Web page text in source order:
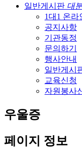
일반게시판 대
1대1 온라
공지사항
기관동정
문의하기
행사안내
일반게시
교육신청
자원봉사
우울증
페이지 정보